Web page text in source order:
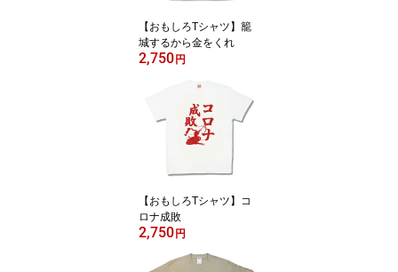
【おもしろTシャツ】籠
城するから金をくれ
2,750 円
【おもしろTシャツ】コ
ロナ成敗
2,750 円